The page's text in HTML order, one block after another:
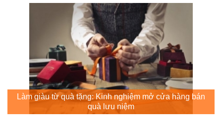
Làm giàu từ quà tặng: Kinh nghiệm mở cửa hàng bán
quà lưu niệm